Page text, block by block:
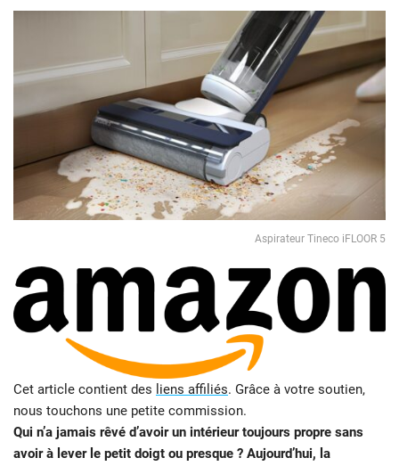
Aspirateur Tineco iFLOOR 5
Cet article contient des liens affiliés. Grâce à votre soutien,
nous touchons une petite commission.
Qui n’a jamais rêvé d’avoir un intérieur toujours propre sans
avoir à lever le petit doigt ou presque ? Aujourd’hui, la